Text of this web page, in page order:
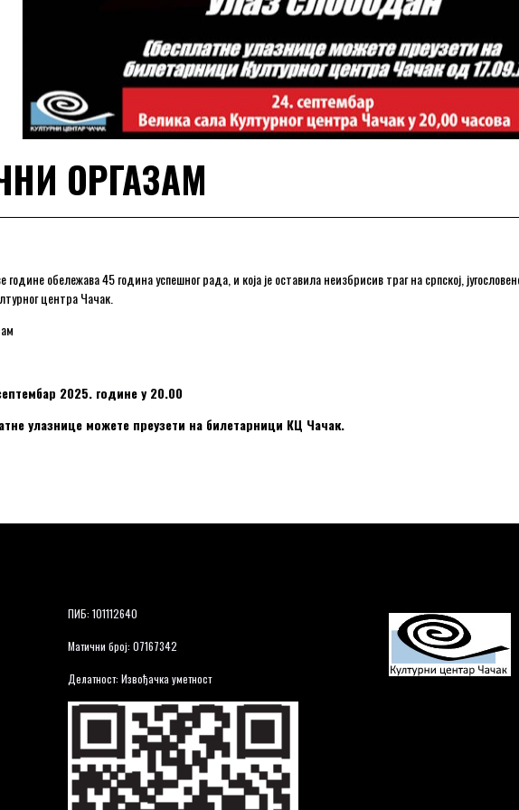
ОРГАЗАМ
године обележава 45 година успешног рада, и која је оставила неизбрисив траг на српској,
центра Чачак.
2025. године у 20.00
улазнице можете преузети на билетарници КЦ Чачак.
ПИБ: 101112640
Матични број: 07167342
Делатност: Извођачка уметност